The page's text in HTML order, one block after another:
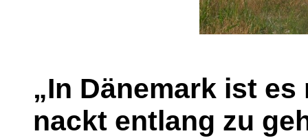
„In Dänemark ist
nackt entlang zu